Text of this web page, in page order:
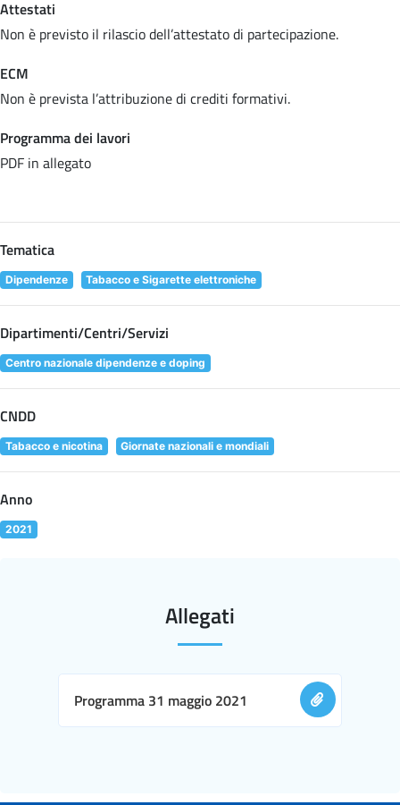
Attestati
Non è previsto il rilascio dell’attestato di partecipazione.
ECM
Non è prevista l’attribuzione di crediti formativi.
Programma dei lavori
PDF in allegato
Tematica
Dipendenze Tabacco e Sigarette elettroniche
Dipartimenti/Centri/Servizi
Centro nazionale dipendenze e doping
CNDD
Tabacco e nicotina Giornate nazionali e mondiali
Anno
2021
Allegati
Programma 31 maggio 2021